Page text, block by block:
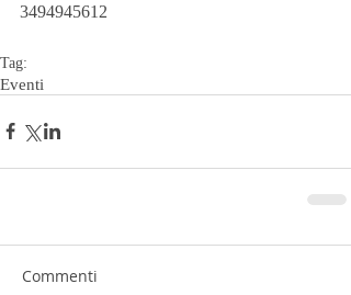
3494945612
Tag:
Eventi
Commenti